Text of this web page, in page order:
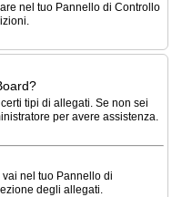
nel tuo Pannello di Controllo
tipi di allegati. Se non sei
per avere assistenza.
nel tuo Pannello di
degli allegati.